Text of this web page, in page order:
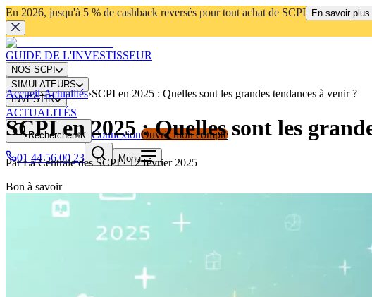
En 2026, jusqu'à 5 % de cashback reversés pour tout achat de SCPI En savoir plus
GUIDE DE L'INVESTISSEUR
NOS SCPI
SIMULATEURS
INVESTIR
ACTUALITÉS
Rechercher⌘K ConnexionOuvrir mon compte
01 44 56 00 23
Menu
Accueil›Actualités›SCPI en 2025 : Quelles sont les grandes tendances à venir ?
SCPI en 2025 : Quelles sont les
Par La Centrale des SCPI·12 février 2025
Bon à savoir